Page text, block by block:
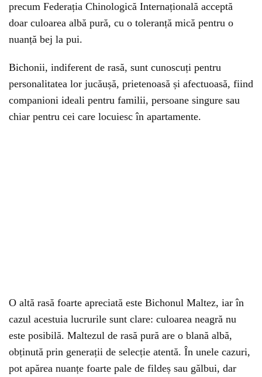
precum Federația Chinologică Internațională acceptă
doar culoarea albă pură, cu o toleranță mică pentru o
nuanță bej la pui.
Bichonii, indiferent de rasă, sunt cunoscuți pentru
personalitatea lor jucăușă, prietenoasă și afectuoasă, fiind
companioni ideali pentru familii, persoane singure sau
chiar pentru cei care locuiesc în apartamente.
O altă rasă foarte apreciată este Bichonul Maltez, iar în
cazul acestuia lucrurile sunt clare: culoarea neagră nu
este posibilă. Maltezul de rasă pură are o blană albă,
obținută prin generații de selecție atentă. În unele cazuri,
pot apărea nuanțe foarte pale de fildeș sau gălbui, dar